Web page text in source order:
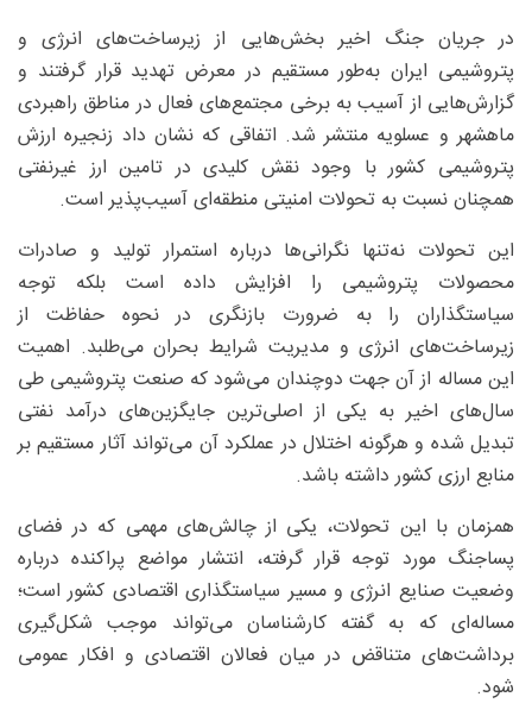
در جریان جنگ اخیر بخش‌هایی از زیرساخت‌های انرژی و
پتروشیمی ایران به‌طور مستقیم در معرض تهدید قرار گرفتند و
گزارش‌هایی از آسیب به برخی مجتمع‌های فعال در مناطق راهبردی
ماهشهر و عسلویه منتشر شد. اتفاقی که نشان داد زنجیره ارزش
پتروشیمی کشور با وجود نقش کلیدی در تامین ارز غیرنفتی
همچنان نسبت به تحولات امنیتی منطقه‌ای آسیب‌پذیر است.
این تحولات نه‌تنها نگرانی‌ها درباره استمرار تولید و صادرات
محصولات پتروشیمی را افزایش داده است بلکه توجه
سیاستگذاران را به ضرورت بازنگری در نحوه حفاظت از
زیرساخت‌های انرژی و مدیریت شرایط بحران می‌طلبد. اهمیت
این مساله از آن جهت دوچندان می‌شود که صنعت پتروشیمی طی
سال‌های اخیر به یکی از اصلی‌ترین جایگزین‌های درآمد نفتی
تبدیل شده و هرگونه اختلال در عملکرد آن می‌تواند آثار مستقیم بر
منابع ارزی کشور داشته باشد.
همزمان با این تحولات، یکی از چالش‌های مهمی که در فضای
پساجنگ مورد توجه قرار گرفته، انتشار مواضع پراکنده درباره
وضعیت صنایع انرژی و مسیر سیاستگذاری اقتصادی کشور است؛
مساله‌ای که به گفته کارشناسان می‌تواند موجب شکل‌گیری
برداشت‌های متناقض در میان فعالان اقتصادی و افکار عمومی
شود.